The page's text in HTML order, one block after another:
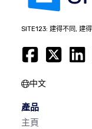
SITE123: 建得不同, 建
中文
產品
主頁